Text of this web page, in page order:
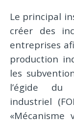
Le principal
créer des
entreprises
production
les
l’égide du
industriel